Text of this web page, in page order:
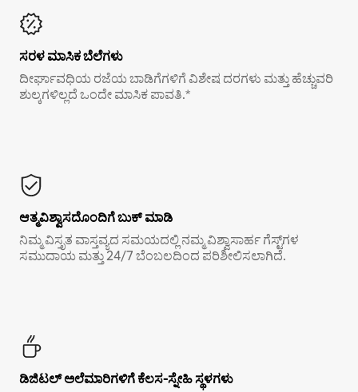
ಸರಳ ಮಾಸಿಕ ಬೆಲೆಗಳು
ದೀರ್ಘಾವಧಿಯ ರಜೆಯ ಬಾಡಿಗೆಗಳಿಗೆ ವಿಶೇಷ ದರಗಳು ಮತ್ತು ಹೆಚ್ಚುವರಿ
ಶುಲ್ಕಗಳಿಲ್ಲದೆ ಒಂದೇ ಮಾಸಿಕ ಪಾವತಿ.*
ಆತ್ಮವಿಶ್ವಾಸದೊಂದಿಗೆ ಬುಕ್ ಮಾಡಿ
ನಿಮ್ಮ ವಿಸ್ತೃತ ವಾಸ್ತವ್ಯದ ಸಮಯದಲ್ಲಿ ನಮ್ಮ ವಿಶ್ವಾಸಾರ್ಹ ಗೆಸ್ಟ್‌ಗಳ
ಸಮುದಾಯ ಮತ್ತು 24/7 ಬೆಂಬಲದಿಂದ ಪರಿಶೀಲಿಸಲಾಗಿದೆ.
ಡಿಜಿಟಲ್ ಅಲೆಮಾರಿಗಳಿಗೆ ಕೆಲಸ-ಸ್ನೇಹಿ ಸ್ಥಳಗಳು